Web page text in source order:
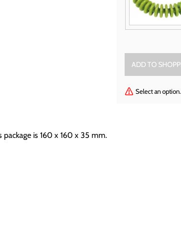
Select an option.
is 160 x 160 x 35 mm.